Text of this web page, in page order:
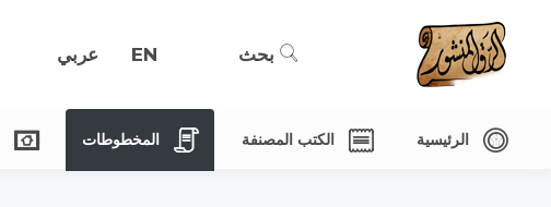
بحث EN عربي
الرئيسية الكتب المصنفة المخطوطات